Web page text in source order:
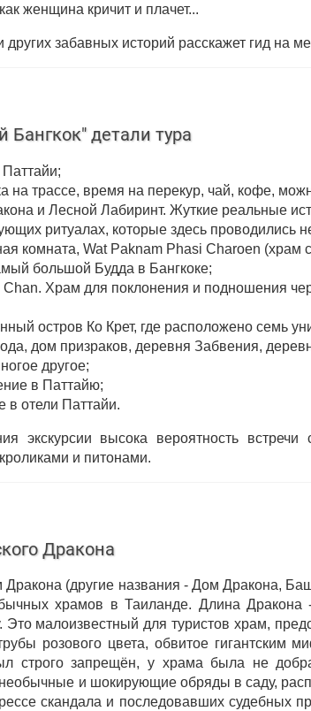
женщина кричит и плачет...
забавных историй расскажет гид на
Бангкок" детали тура
на трассе, время на перекур, чай, кофе,
и Лесной Лабиринт. Жуткие реальные
ритуалах, которые здесь проводились
комната, Wat Paknam Phasi Charoen (храм
большой Будда в Бангкоке;
Chan. Храм для поклонения и подношения
остров Ко Крет, где расположено семь
дом призраков, деревня Забвения,
другое;
в Паттайю;
в отели Паттайи.
экскурсии высока вероятность
и питонами.
Дракона
(другие названия - Дом Дракона,
храмов в Таиланде. Длина Дракона
Это малоизвестный для туристов храм,
розового цвета, обвитое гигантским
строго запрещён, у храма была не
и шокирующие обряды в саду,
скандала и последовавших судебных